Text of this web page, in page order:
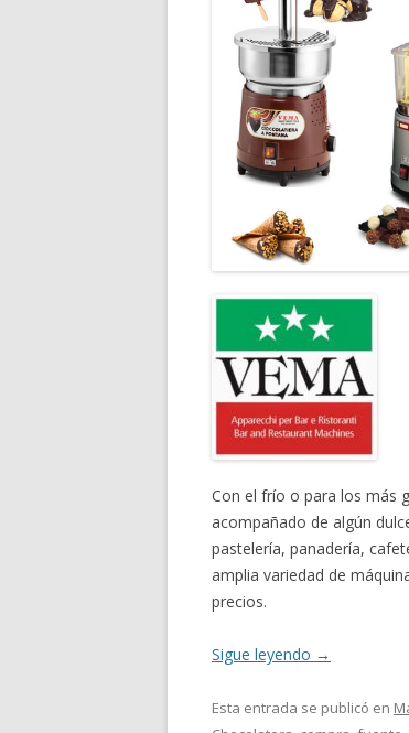
Con el frío o para los más
acompañado de algún
pastelería, panadería,
amplia variedad de
precios.
Sigue leyendo →
Esta entrada se publicó en